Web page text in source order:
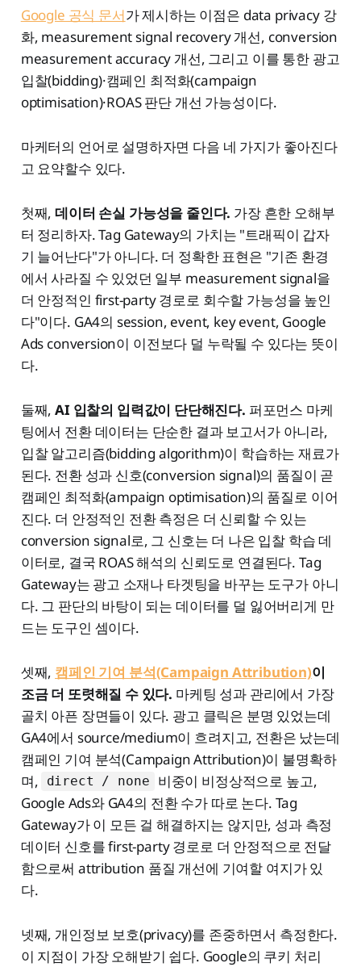
Google 공식 문서가 제시하는 이점은 data privacy 강
화, measurement signal recovery 개선, conversion
measurement accuracy 개선, 그리고 이를 통한 광고
입찰(bidding)·캠페인 최적화(campaign
optimisation)·ROAS 판단 개선 가능성이다.
마케터의 언어로 설명하자면 다음 네 가지가 좋아진다
고 요약할수 있다.
첫째,데이터 손실 가능성을 줄인다. 가장 흔한 오해부
터 정리하자. Tag Gateway의 가치는 "트래픽이 갑자
기 늘어난다"가 아니다. 더 정확한 표현은 "기존 환경
에서 사라질 수 있었던 일부 measurement signal을
더 안정적인 first-party 경로로 회수할 가능성을 높인
다"이다. GA4의 session, event, key event, Google
Ads conversion이 이전보다 덜 누락될 수 있다는 뜻이
다.
둘째,AI 입찰의 입력값이 단단해진다. 퍼포먼스 마케
팅에서 전환 데이터는 단순한 결과 보고서가 아니라,
입찰 알고리즘(bidding algorithm)이 학습하는 재료가
된다. 전환 성과 신호(conversion signal)의 품질이 곧
캠페인 최적화(ampaign optimisation)의 품질로 이어
진다. 더 안정적인 전환 측정은 더 신뢰할 수 있는
conversion signal로, 그 신호는 더 나은 입찰 학습 데
이터로, 결국 ROAS 해석의 신뢰도로 연결된다. Tag
Gateway는 광고 소재나 타겟팅을 바꾸는 도구가 아니
다. 그 판단의 바탕이 되는 데이터를 덜 잃어버리게 만
드는 도구인 셈이다.
셋째, 캠페인 기여 분석(Campaign Attribution)이
조금 더 또렷해질 수 있다. 마케팅 성과 관리에서 가장
골치 아픈 장면들이 있다. 광고 클릭은 분명 있었는데
GA4에서 source/medium이 흐려지고, 전환은 났는데
캠페인 기여 분석(Campaign Attribution)이 불명확하
며,
direct / none
비중이 비정상적으로 높고,
Google Ads와 GA4의 전환 수가 따로 논다. Tag
Gateway가 이 모든 걸 해결하지는 않지만, 성과 측정
데이터 신호를 first-party 경로로 더 안정적으로 전달
함으로써 attribution 품질 개선에 기여할 여지가 있
다.
넷째, 개인정보 보호(privacy)를 존중하면서 측정한다.
이 지점이 가장 오해받기 쉽다. Google의 쿠키 처리